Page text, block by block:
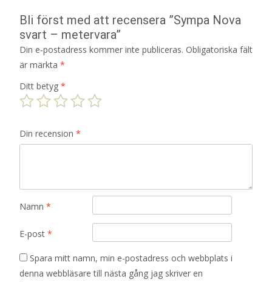
Bli först med att recensera ”Sympa Nova
svart – metervara”
Din e-postadress kommer inte publiceras. Obligatoriska fält
är märkta *
Ditt betyg *
Din recension *
Namn *
E-post *
Spara mitt namn, min e-postadress och webbplats i
denna webbläsare till nästa gång jag skriver en